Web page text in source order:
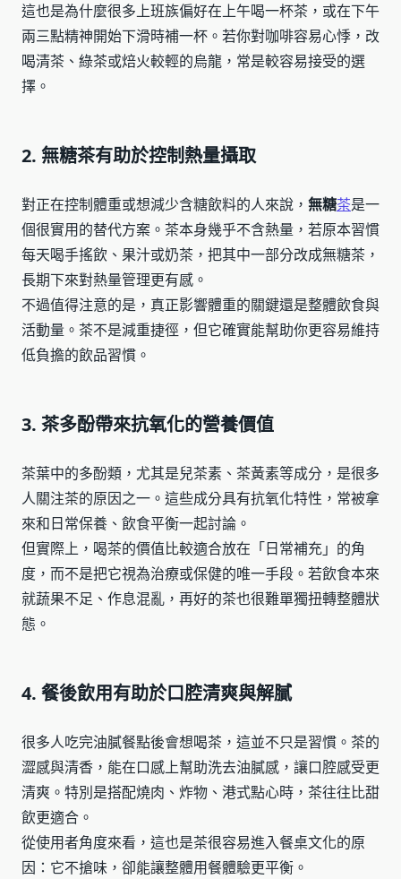
這也是為什麼很多上班族偏好在上午喝一杯茶，或在下午
兩三點精神開始下滑時補一杯。若你對咖啡容易心悸，改
喝清茶、綠茶或焙火較輕的烏龍，常是較容易接受的選
擇。
2. 無糖茶有助於控制熱量攝取
對正在控制體重或想減少含糖飲料的人來說， 無糖茶是一
個很實用的替代方案。茶本身幾乎不含熱量，若原本習慣
每天喝手搖飲、果汁或奶茶，把其中一部分改成無糖茶，
長期下來對熱量管理更有感。
不過值得注意的是，真正影響體重的關鍵還是整體飲食與
活動量。茶不是減重捷徑，但它確實能幫助你更容易維持
低負擔的飲品習慣。
3. 茶多酚帶來抗氧化的營養價值
茶葉中的多酚類，尤其是兒茶素、茶黃素等成分，是很多
人關注茶的原因之一。這些成分具有抗氧化特性，常被拿
來和日常保養、飲食平衡一起討論。
但實際上，喝茶的價值比較適合放在「日常補充」的角
度，而不是把它視為治療或保健的唯一手段。若飲食本來
就蔬果不足、作息混亂，再好的茶也很難單獨扭轉整體狀
態。
4. 餐後飲用有助於口腔清爽與解膩
很多人吃完油膩餐點後會想喝茶，這並不只是習慣。茶的
澀感與清香，能在口感上幫助洗去油膩感，讓口腔感受更
清爽。特別是搭配燒肉、炸物、港式點心時，茶往往比甜
飲更適合。
從使用者角度來看，這也是茶很容易進入餐桌文化的原
因：它不搶味，卻能讓整體用餐體驗更平衡。